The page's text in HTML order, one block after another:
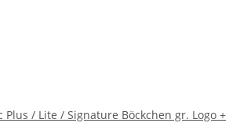
Plus / Lite / Signature Böckchen gr. Logo +